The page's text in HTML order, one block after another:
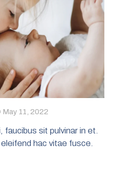
May 11, 2022
faucibus sit pulvinar in et.
hac vitae fusce.